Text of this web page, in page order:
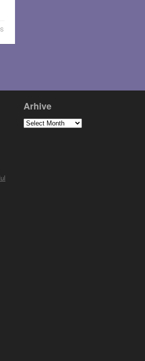
Arhive
Arhive